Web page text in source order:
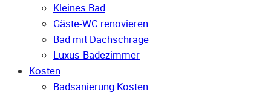
Kleines Bad
Gäste-WC renovieren
Bad mit Dachschräge
Luxus-Badezimmer
Kosten
Badsanierung Kosten